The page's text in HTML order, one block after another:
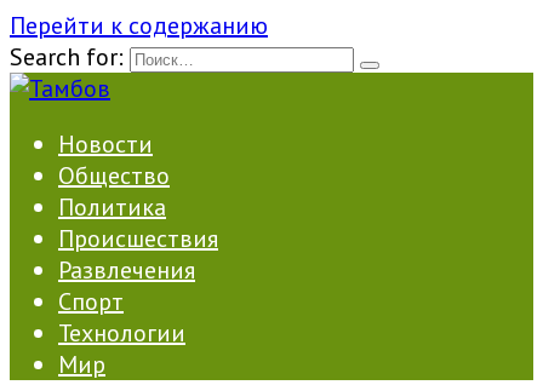
Перейти к содержанию
Search for:
Новости
Общество
Политика
Происшествия
Развлечения
Спорт
Технологии
Мир